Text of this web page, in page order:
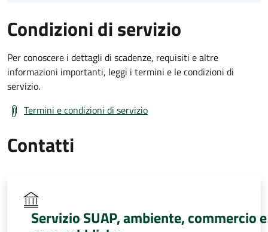
Condizioni di servizio
Per conoscere i dettagli di scadenze, requisiti e altre
informazioni importanti, leggi i termini e le condizioni di
servizio.
Termini e condizioni di servizio
Contatti
Servizio SUAP, ambiente, commercio e